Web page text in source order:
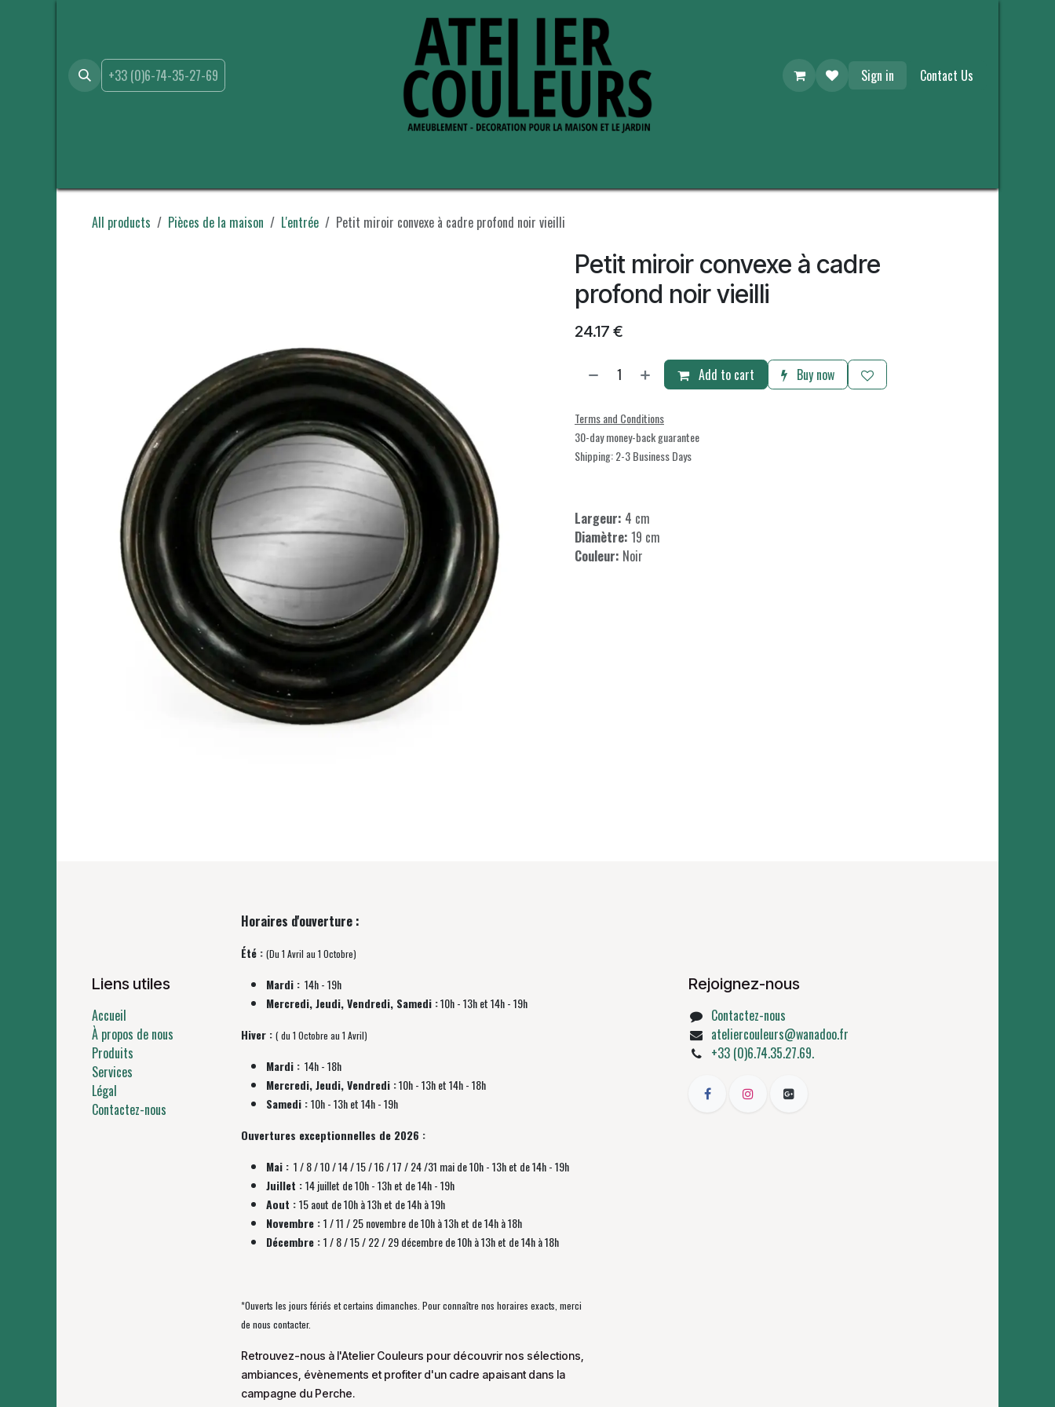
+33 (0)6-74-35-27-69 Sign in Contact Us
All products Pièces de la maison L'entrée Petit miroir convexe à cadre profond noir vieilli
Petit miroir convexe à cadre
profond noir vieilli
24.17 €
Add to cart Buy now
Terms and Conditions
30-day money-back guarantee
Shipping: 2-3 Business Days
Largeur: 4 cm
Diamètre: 19 cm
Couleur: Noir
Liens utiles
Accueil
À propos de nous
Produits
Services
Légal
Contactez-nous
Horaires d'ouverture :
Été : (Du 1 Avril au 1 Octobre)
Mardi : 14h - 19h
Mercredi, Jeudi, Vendredi, Samedi :10h - 13h et 14h - 19h
Hiver : ( du 1 Octobre au 1 Avril)
Mardi : 14h - 18h
Mercredi, Jeudi, Vendredi :10h - 13h et 14h - 18h
Samedi :10h - 13h et 14h - 19h
Ouvertures exceptionnelles de 2026 :
Mai : 1 / 8 / 10 / 14 / 15 / 16 / 17 / 24 /31 mai de 10h - 13h et de 14h - 19h
Juillet :14 juillet de 10h - 13h et de 14h - 19h
Aout :15 aout de 10h à 13h et de 14h à 19h
Novembre :1 / 11 / 25 novembre de10h à 13h et de 14h à 18h
Décembre :1 / 8 / 15 / 22 / 29 décembrede10h à 13h et de 14h à 18h
*Ouverts les jours fériés et certains dimanches. Pour connaître nos horaires exacts, merci
de nous contacter.
Retrouvez-nous à l'Atelier Couleurs pour découvrir nos sélections,
ambiances, évènements et profiter d'un cadre apaisant dans la
campagne du Perche.
Rejoignez-nous
Contactez-nous
ateliercouleurs@wanadoo.fr
+33 (0)6.74.35.27.69.